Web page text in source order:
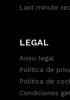
Last minute
LEGAL
Aviso legal
Política de
Política de
Condiciones